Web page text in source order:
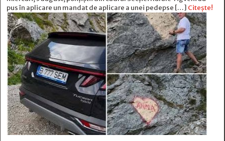
pus în aplicare un mandat de aplicare a unei pedepse […] Citește!